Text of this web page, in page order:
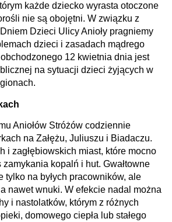
każde dziecko wyrasta otoczone
nie są obojętni. W związku z
Dzieci Ulicy Anioły pragniemy
dzieci i zasadach mądrego
12 kwietnia dnia jest
na sytuacji dzieci żyjących w
Aniołów Stróżów codziennie
na Załężu, Juliuszu i Biadaczu.
i zagłębiowskich miast, które mocno
zamykania kopalń i hut. Gwałtowne
tylko na byłych pracowników, ale
nawet wnuki. W efekcie nadal można
i nastolatków, którym z różnych
domowego ciepła lub stałego